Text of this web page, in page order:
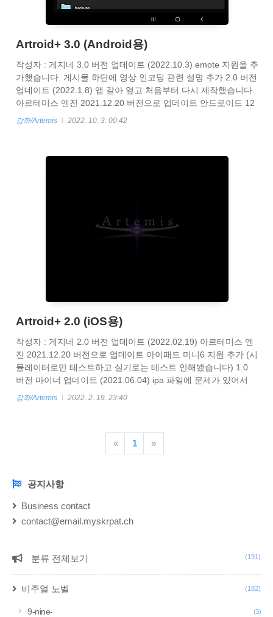
Artroid+ 3.0 (Android용)
작성자 : 게지네 3.0 버전 업데이트 (2022.10.3) emote 지원을 추
가했습니다. 게시물 하단에 영상 인코딩 관련 설명 추가 2.0 버전
업데이트 (2022.1.8) 앱 갈아 엎고 처음부터 다시 제작했습니다.
아르테미스 엔진 2021.12.20 버전으로 업데이트 안드로이드 12
지원 추가 안드로이드 x86 지원 추가 자체 파일 탐색기 추가 게
바이너리 제거 (32비트 바이너리만으로도 64비트 기기에서 실행
강좌/Artemis 2022. 10. 3. 00:42
Artroid+ 2.0 (iOS용)
작성자 : 게지네 2.0 버전 업데이트 (2022.02.19) 아르테미스 엔
진 2021.12.20 버전으로 업데이트 아이패드 미니6 지원 추가 (시
뮬레이터로만 테스트하고 실기로는 테스트 안해봤습니다) 1.0
버전 마이너 업데이트 (2021.06.04) ipa 파일에 문제가 있어서
재업했습니다. Android용은 아래 링크에서 확인해주세요
다시 제작했습니다. 아르테미스 엔진 2021.12.20 버전으로 업데
이트 안드로이드 12 지원 추가 안드로이드 x86 지원
myskrpatch.tistory.com Kirikiroid2 ..
강좌/Artemis 2022. 2. 19. 23:40
« 1 »
NOTICE공지사항
Business contact
contact@email.myskrpat.ch
CATEGORY
분류 전체보기 (191)
비주얼 노벨 (182)
9-nine- (3)